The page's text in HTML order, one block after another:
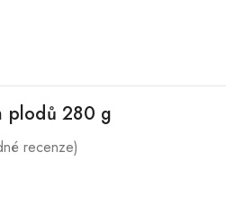
plodů 280 g
recenze)